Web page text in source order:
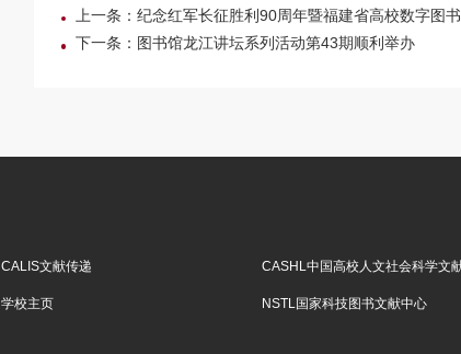
上一条：纪念红军长征胜利90周年暨福建省高校数字图
下一条：图书馆龙江讲坛系列活动第43期顺利举办
CALIS文献传递 CASHL中国高校人文社会科学文
学校主页
NSTL国家科技图书文献中心